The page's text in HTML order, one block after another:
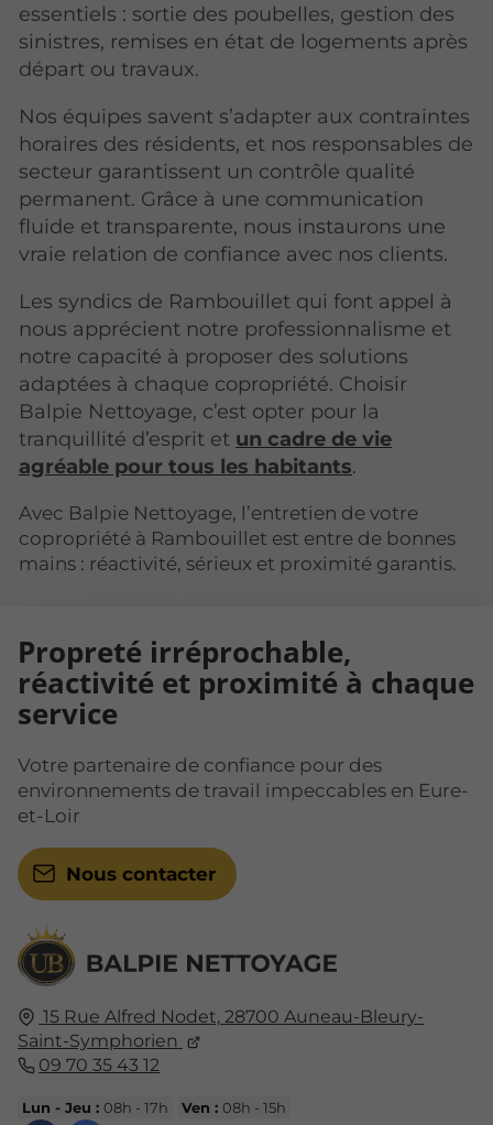
essentiels : sortie des poubelles, gestion des
sinistres, remises en état de logements après
départ ou travaux.
Nos équipes savent s’adapter aux contraintes
horaires des résidents, et nos responsables de
secteur garantissent un contrôle qualité
permanent. Grâce à une communication
fluide et transparente, nous instaurons une
vraie relation de confiance avec nos clients.
Les syndics de Rambouillet qui font appel à
nous apprécient notre professionnalisme et
notre capacité à proposer des solutions
adaptées à chaque copropriété. Choisir
Balpie Nettoyage, c’est opter pour la
tranquillité d’esprit et un cadre de vie
agréable pour tous les habitants.
Avec Balpie Nettoyage, l’entretien de votre
copropriété à Rambouillet est entre de bonnes
mains : réactivité, sérieux et proximité garantis.
15 Rue Alfred Nodet, 28700 Auneau-Bleury-
Saint-Symphorien
09 70 35 43 12
Lun - Jeu : 08h - 17h Ven : 08h - 15h
Propreté irréprochable,
réactivité et proximité à chaque
service
Votre partenaire de confiance pour des
environnements de travail impeccables en Eure-
et-Loir
Nous contacter